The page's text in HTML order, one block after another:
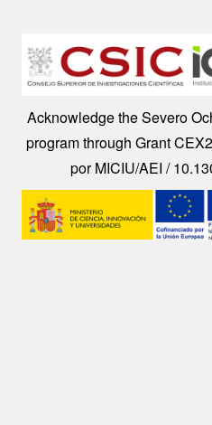
Acknowledge the Severo
program through Grant
por MICIU/AEI /